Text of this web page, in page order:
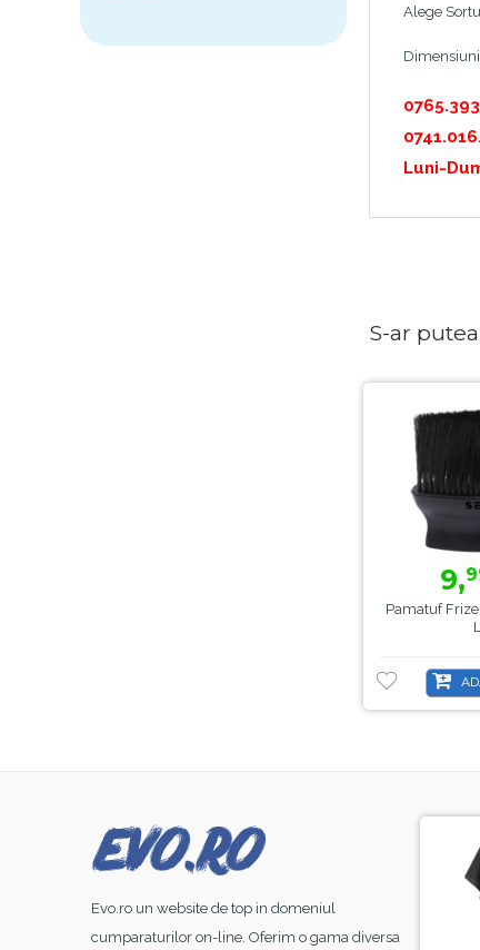
Alege
Luni-
S-ar
9,
Pamatuf
Evo.ro un website de top in domeniul
cumparaturilor on-line. Oferim o gama diversa
-8%